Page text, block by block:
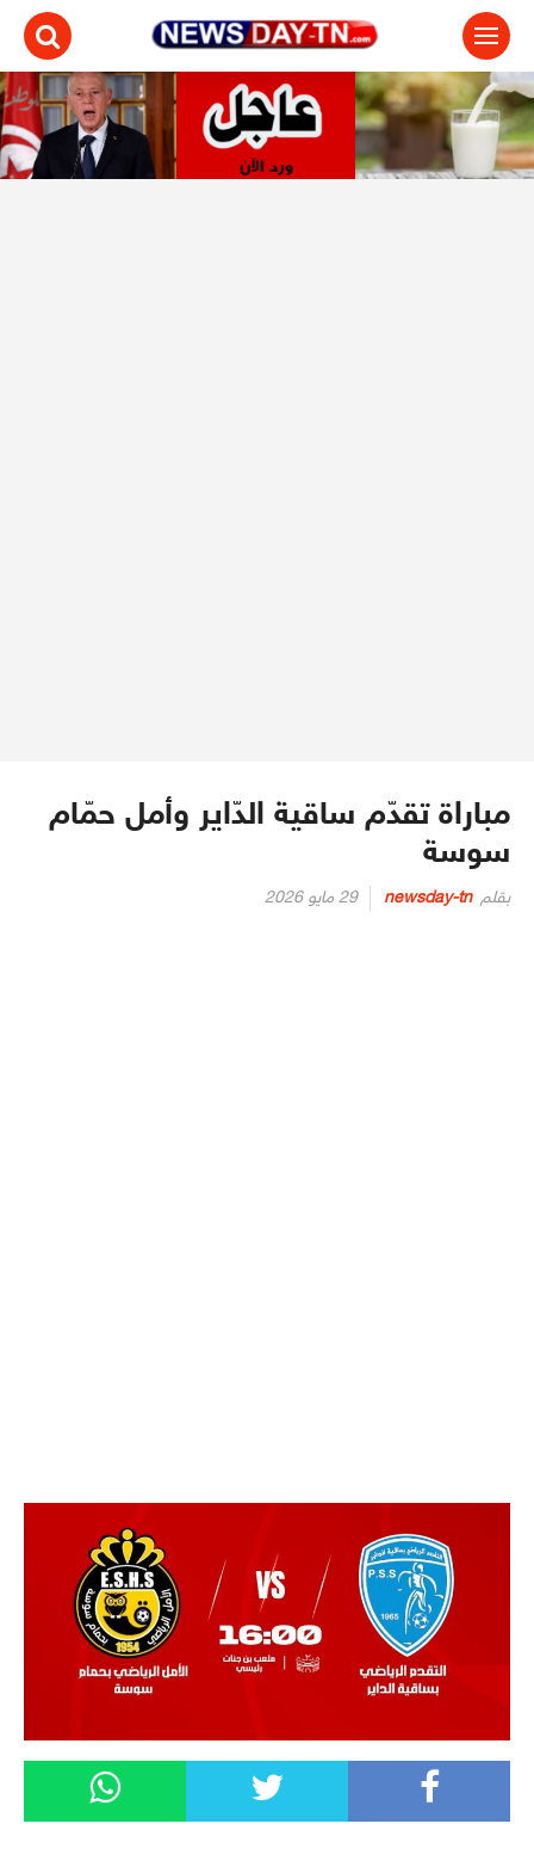
مباراة تقدّم ساقية الدّاير وأمل حمّام
سوسة
بقلم newsday-tn
Posted
29 مايو 2026